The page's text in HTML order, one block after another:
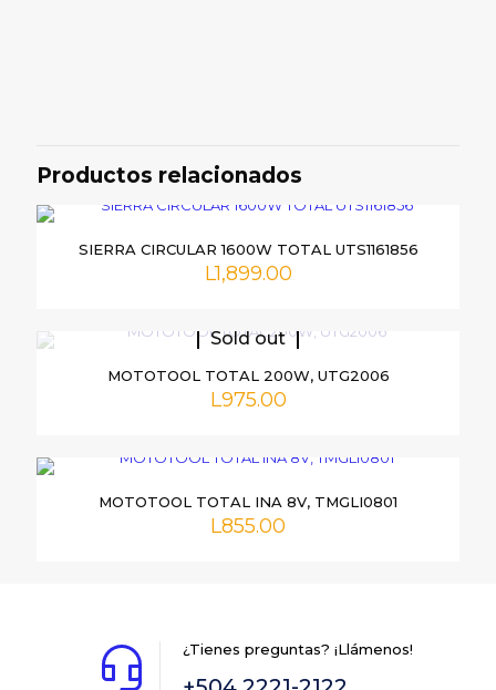
“ROBINEADORA TOTAL
INALAMBRICA 20V, TAPLI2001”
campos obligatorios están marcados con*
puntuación
1 de 5
2 de 5
3 de 5
electrónico
*
Productos relacionados
SIERRA CIRCULAR 1600W TOTAL UTS1161856
L1,899.00
Sold out
MOTOTOOL TOTAL 200W, UTG2006
L975.00
MOTOTOOL TOTAL INA 8V, TMGLI0801
L855.00
¿Tienes preguntas? ¡Llámenos!